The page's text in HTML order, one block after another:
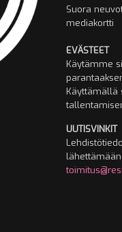
Suora
mediakortti
EVÄSTEET
Käytämme
Käyttämällä
UUTISVINKIT